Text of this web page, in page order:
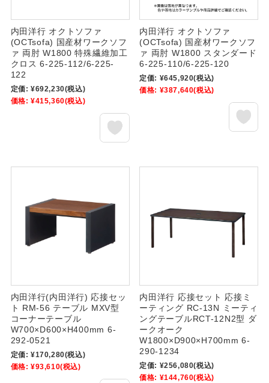
内田洋行 オクトソファ
(OCTsofa) 国産材ワークソフ
ァ 両肘 W1800 特殊繊維加工
クロス 6-225-112/6-225-
122
定価: ¥692,230(税込)
価格: ¥415,360(税込)
内田洋行 オクトソファ
(OCTsofa) 国産材ワークソフ
ァ 両肘 W1800 スタンダード
6-225-110/6-225-120
定価: ¥645,920(税込)
価格: ¥387,640(税込)
内田洋行(内田洋行) 応接セッ
ト RM-56 テーブル MXV型
コーナーテーブル
W700×D600×H400mm 6-
292-0521
定価: ¥170,280(税込)
価格: ¥93,610(税込)
内田洋行 応接セット 応接ミ
ーティング RC-13N ミーティ
ングテーブルRCT-12N2型 ダ
ークオーク
W1800×D900×H700mm 6-
290-1234
定価: ¥256,080(税込)
価格: ¥144,760(税込)